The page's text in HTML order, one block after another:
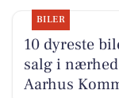
BILER
10 dyreste
salg i
Aarhus